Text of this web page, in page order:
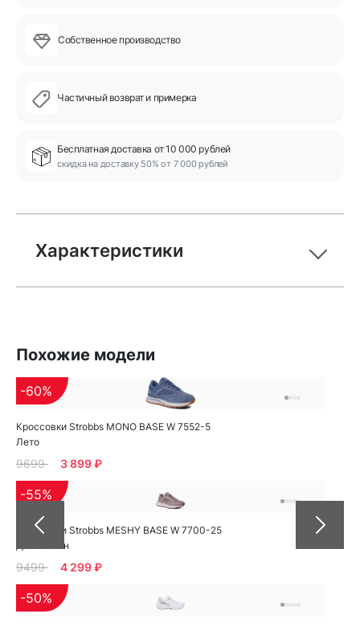
Собственное производство
Частичный возврат и примерка
Бесплатная доставка от 10 000 рублей
скидка на доставку 50% от 7 000 рублей
Характеристики
Похожие модели
Кроссовки Strobbs MONO BASE W 7552-5
Лето
-60%
9699 3 899 ₽
Кроссовки Strobbs MESHY BASE W 7700-25
Демисезон
-55%
9499 4 299 ₽
-50%